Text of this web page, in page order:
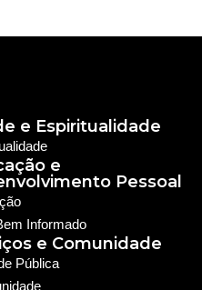
e Espiritualidade
e
Pessoal
Informado
e Comunidade
Pública